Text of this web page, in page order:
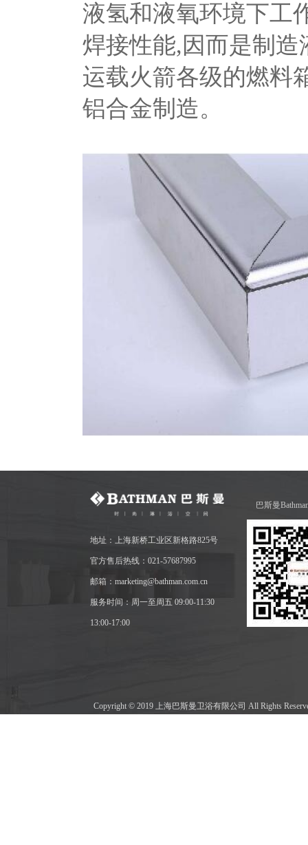
液氢和液氧环境下工
焊接性能,因而是制造
运载火箭各级的燃料
铝合金制造。
地址：上海新桥工业区新格路825号
官方售后热线：021-57687995
邮箱：marketing@bathman.com.cn
服务时间：周一至周五 09:00-11:30
13:00-17:00
巴斯曼
Copyright © 2019 上海巴斯曼卫浴有限公司 All Rights